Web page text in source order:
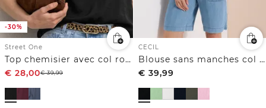
-30%
Street One
Top chemisier avec col rond et détail tape
€ 28,00€39,99
CECIL
Blouse sans manches col V en gaze de coton
€ 39,99